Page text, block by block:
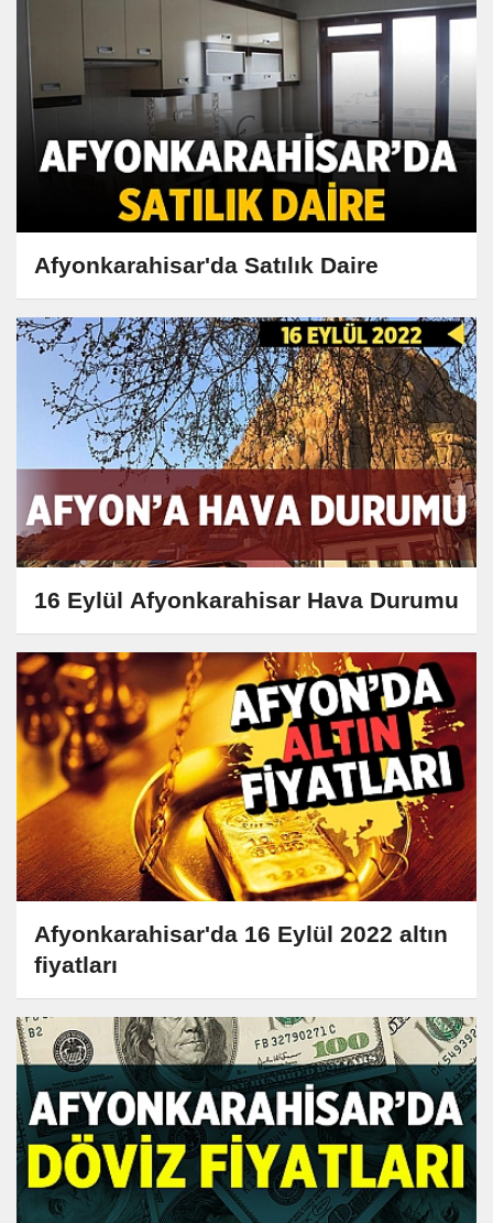
Afyonkarahisar'da Satılık Daire
16 Eylül Afyonkarahisar Hava Durumu
Afyonkarahisar'da 16 Eylül 2022 altın
fiyatları